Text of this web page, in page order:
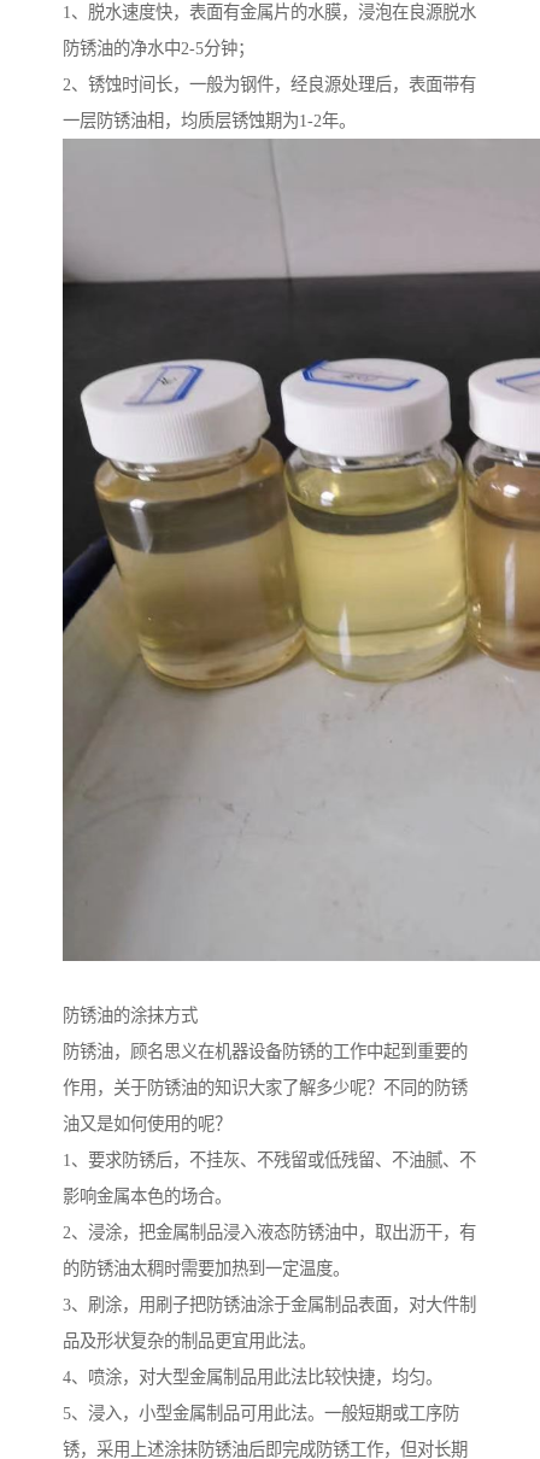
1、脱水速度快，表面有金属片的水膜，浸泡在良源脱水
防锈油的净水中2-5分钟；
2、锈蚀时间长，一般为钢件，经良源处理后，表面带有
一层防锈油相，均质层锈蚀期为1-2年。
防锈油的涂抹方式
防锈油，顾名思义在机器设备防锈的工作中起到重要的
作用，关于防锈油的知识大家了解多少呢？不同的防锈
油又是如何使用的呢？
1、要求防锈后，不挂灰、不残留或低残留、不油腻、不
影响金属本色的场合。
2、浸涂，把金属制品浸入液态防锈油中，取出沥干，有
的防锈油太稠时需要加热到一定温度。
3、刷涂，用刷子把防锈油涂于金属制品表面，对大件制
品及形状复杂的制品更宜用此法。
4、喷涂，对大型金属制品用此法比较快捷，均匀。
5、浸入，小型金属制品可用此法。一般短期或工序防
锈，采用上述涂抹防锈油后即完成防锈工作，但对长期